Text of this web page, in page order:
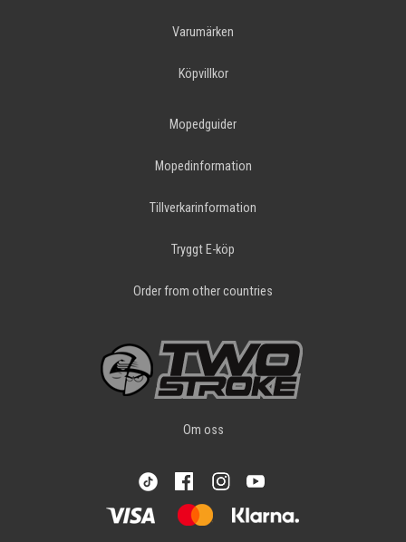
Varumärken
Köpvillkor
Mopedguider
Mopedinformation
Tillverkarinformation
Tryggt E-köp
Order from other countries
Om oss